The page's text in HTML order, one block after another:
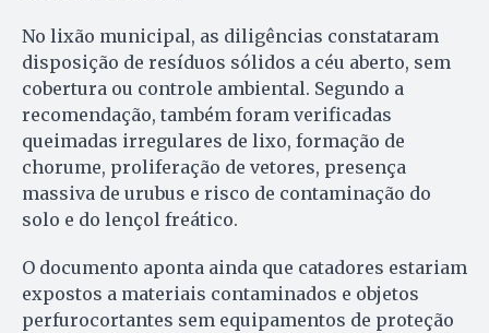
No lixão municipal, as diligências constataram
disposição de resíduos sólidos a céu aberto, sem
cobertura ou controle ambiental. Segundo a
recomendação, também foram verificadas
queimadas irregulares de lixo, formação de
chorume, proliferação de vetores, presença
massiva de urubus e risco de contaminação do
solo e do lençol freático.
O documento aponta ainda que catadores estariam
expostos a materiais contaminados e objetos
perfurocortantes sem equipamentos de proteção